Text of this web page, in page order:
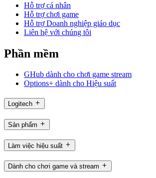
Hỗ trợ cá nhân
Hỗ trợ chơi game
Hỗ trợ Doanh nghiệp giáo dục
Liên hệ với chúng tôi
Phần mềm
GHub dành cho chơi game stream
Options+ dành cho Hiệu suất
Logitech
Sản phẩm
Làm việc hiệu suất
Dành cho chơi game và stream